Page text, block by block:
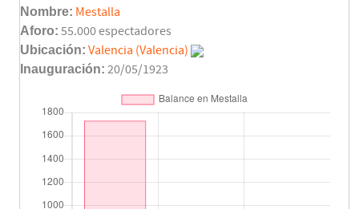
Nombre: Mestalla
Aforo: 55.000 espectadores
Ubicación: Valencia (Valencia)
Inauguración: 20/05/1923